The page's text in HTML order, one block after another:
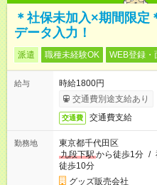
＊社保未加入×期間限定
データ入力！
派遣 職種未経験OK WEB登録・
給与
時給1800円
交通費別途支給あり
交通費 交通費支給
勤務地
東京都千代田区
九段下駅から徒歩1分 /
徒歩10分
グッズ販売会社